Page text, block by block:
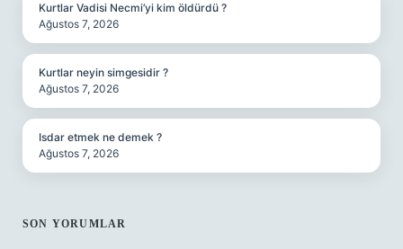
Kurtlar Vadisi Necmi’yi kim öldürdü ?
Ağustos 7, 2026
Kurtlar neyin simgesidir ?
Ağustos 7, 2026
Isdar etmek ne demek ?
Ağustos 7, 2026
SON YORUMLAR